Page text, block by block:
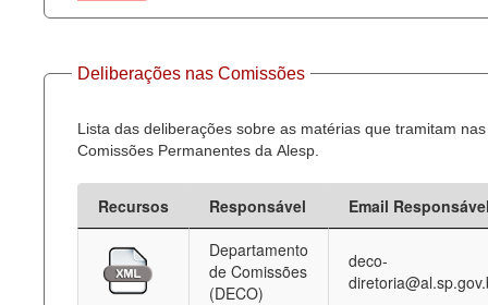
Deliberações nas Comissões
Lista das deliberações sobre as matérias que tramitam nas
Comissões Permanentes da Alesp.
Recursos Responsável
Email
Departamento
de Comissões
(DECO)
deco-